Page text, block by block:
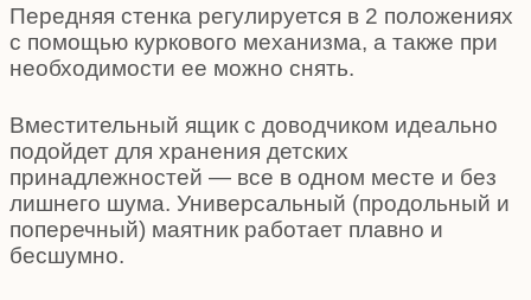
Передняя стенка регулируется в 2 положениях
с помощью куркового механизма, а также при
необходимости ее можно снять.
Вместительный ящик с доводчиком идеально
подойдет для хранения детских
принадлежностей — все в одном месте и без
лишнего шума. Универсальный (продольный и
поперечный) маятник работает плавно и
бесшумно.